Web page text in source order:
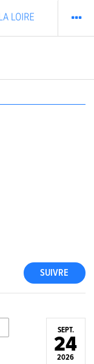
SUIVRE
SEPT.
24
2026